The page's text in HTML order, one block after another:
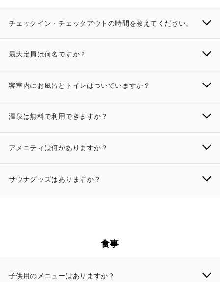
チェックイン・チェックアウトの時間を教えてください。
最大定員は何名ですか？
客室内にお風呂とトイレはついていますか？
温泉は無料で利用できますか？
アメニティは何がありますか？
サウナグッズはありますか？
食事
子供用のメニューはありますか？